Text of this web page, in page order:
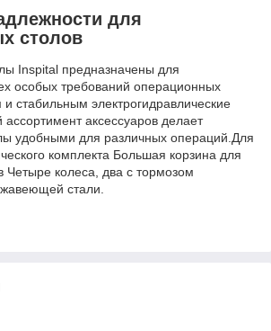
для
столов
Inspital предназначены для
особых требований операционных
стабильным электрогидравлические
аксессуаров делает
удобными для различных операций.Для
комплекта Большая корзина для
Четыре колеса, два с тормозом
стали.